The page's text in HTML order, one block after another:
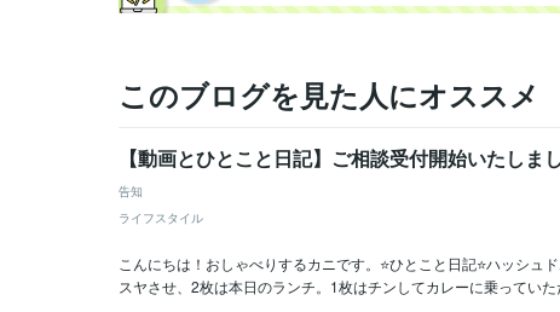
このブログを見た人にオススメ
【動画とひとこと日記】ご相談受付開始いたしま
告知
ライフスタイル
こんにちは！おしゃべりするカニです。⭐ひとこと日記⭐ハッシ
スヤさせ、2枚は本日のランチ。1枚はチンしてカレーに乗ってい